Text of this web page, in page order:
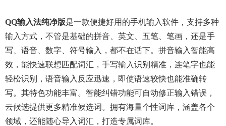
QQ输入法纯净版是一款便捷好用的手机输入软件，支持多种
输入方式，不管是基础的拼音、英文、五笔、笔画，还是手
写、语音、数字、符号输入，都不在话下。拼音输入智能高
效，能快速联想匹配词汇，手写输入识别精准，连笔字也能
轻松识别，语音输入反应迅速，即使语速较快也能准确转
写。其特色功能丰富。智能纠错功能可自动修正输入错误，
云候选提供更多精准候选词。拥有海量个性词库，涵盖各个
领域，还能随心导入词汇，打造专属词库。